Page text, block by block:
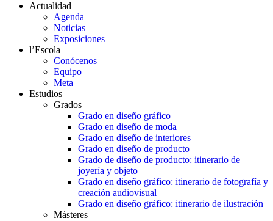
Actualidad
Agenda
Noticias
Exposiciones
l’Escola
Conócenos
Equipo
Meta
Estudios
Grados
Grado en diseño gráfico
Grado en diseño de moda
Grado en diseño de interiores
Grado en diseño de producto
Grado de diseño de producto: itinerario de
joyería y objeto
Grado en diseño gráfico: itinerario de fotografía y
creación audiovisual
Grado en diseño gráfico: itinerario de ilustración
Másteres